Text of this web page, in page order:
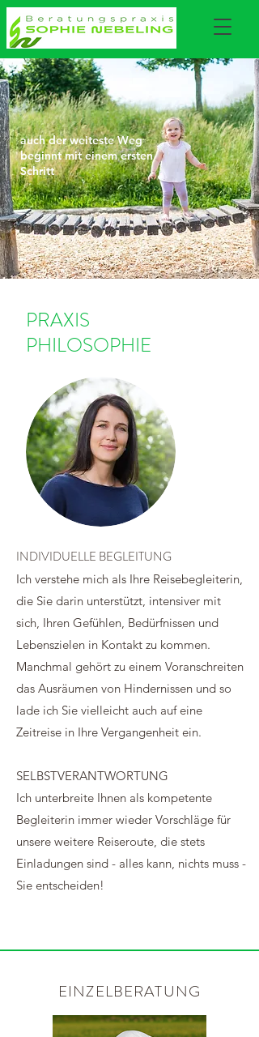
auch der weiteste Weg
beginnt mit einem ersten
Schritt
PRAXIS
PHILOSOPHIE
INDIVIDUELLE BEGLEITUNG
Ich verstehe mich als Ihre Reisebegleiterin,
die Sie darin unterstützt, intensiver mit
sich, Ihren Gefühlen, Bedürfnissen und
Lebenszielen in Kontakt zu kommen.
Manchmal gehört zu einem Voranschreiten
das Ausräumen von Hindernissen und so
lade ich Sie vielleicht auch auf eine
Zeitreise in Ihre Vergangenheit ein.
SELBSTVERANTWORTUNG
Ich unterbreite Ihnen als kompetente
Begleiterin immer wieder Vorschläge für
unsere weitere Reiseroute, die stets
Einladungen sind - alles kann, nichts muss -
Sie entscheiden!
EINZELBERATUNG